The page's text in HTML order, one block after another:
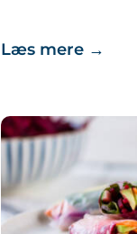
Læs mere →